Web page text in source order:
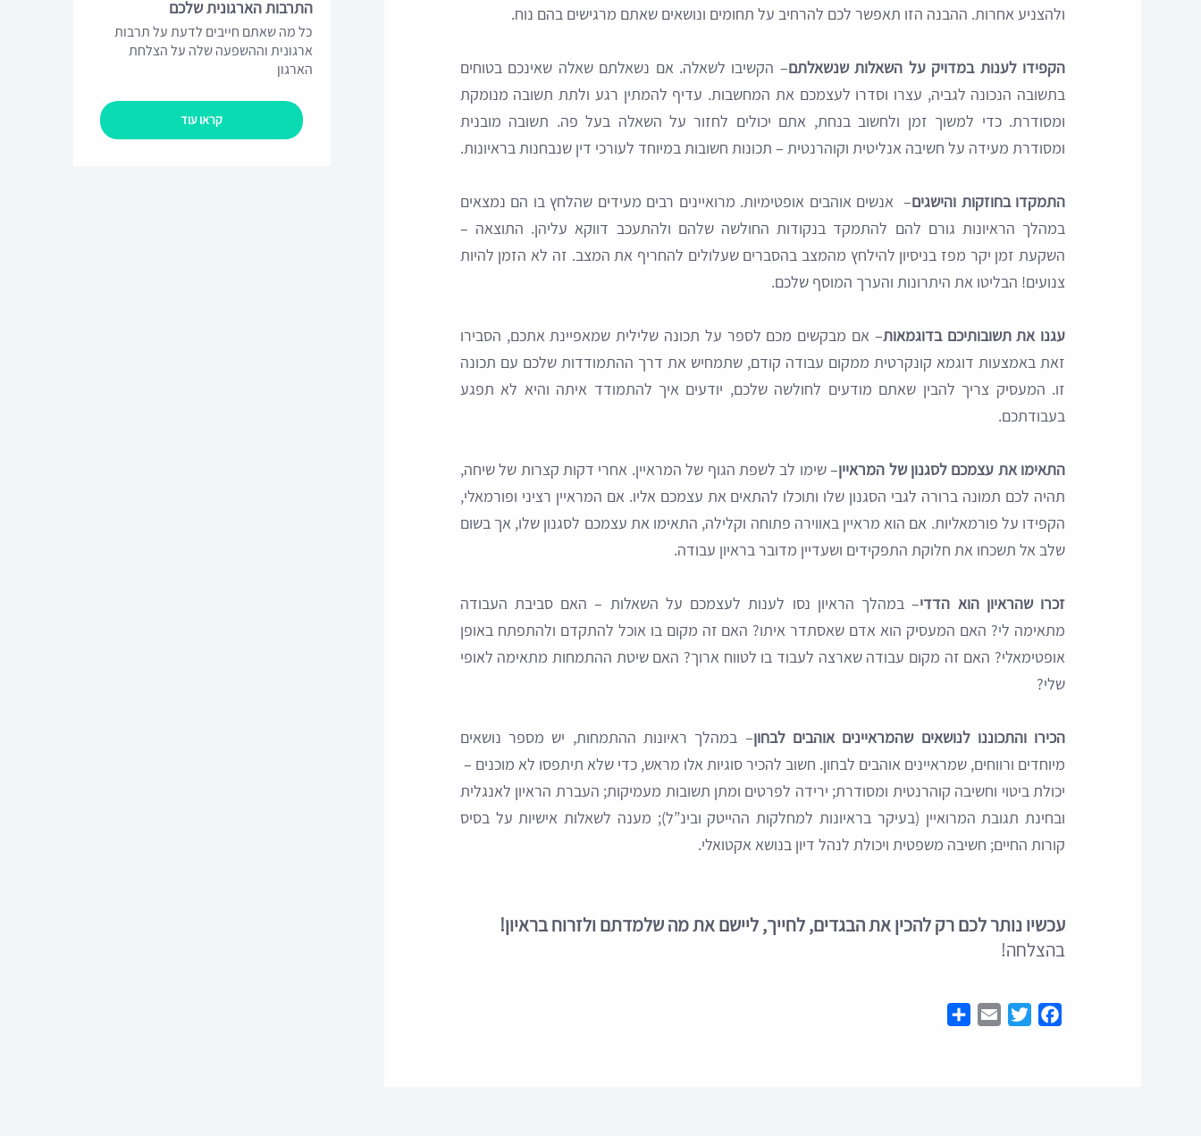
ולהצניע אחרות. ההבנה הזו תאפשר לכם להרחיב על תחומים ונושאים שאתם מרגישים בהם נוח.
הקפידו לענות במדויק על השאלות שנשאלתם– הקשיבו לשאלה. אם נשאלתם שאלה שאינכם בטוחים
בתשובה הנכונה לגביה, עצרו וסדרו לעצמכם את המחשבות. עדיף להמתין רגע ולתת תשובה מנומקת
ומסודרת. כדי למשוך זמן ולחשוב בנחת, אתם יכולים לחזור על השאלה בעל פה. תשובה מובנית
ומסודרת מעידה על חשיבה אנליטית וקוהרנטית – תכונות חשובות במיוחד לעורכי דין שנבחנות בראיונות.
התמקדו בחוזקות והישגים– אנשים אוהבים אופטימיות. מרואיינים רבים מעידים שהלחץ בו הם נמצאים
במהלך הראיונות גורם להם להתמקד בנקודות החולשה שלהם ולהתעכב דווקא עליהן. התוצאה –
השקעת זמן יקר מפז בניסיון להילחץ מהמצב בהסברים שעלולים להחריף את המצב. זה לא הזמן להיות
צנועים! הבליטו את היתרונות והערך המוסף שלכם.
עגנו את תשובותיכם בדוגמאות– אם מבקשים מכם לספר על תכונה שלילית שמאפיינת אתכם, הסבירו
זאת באמצעות דוגמא קונקרטית ממקום עבודה קודם, שתמחיש את דרך ההתמודדות שלכם עם תכונה
זו. המעסיק צריך להבין שאתם מודעים לחולשה שלכם, יודעים איך להתמודד איתה והיא לא תפגע
בעבודתכם.
התאימו את עצמכם לסגנון של המראיין– שימו לב לשפת הגוף של המראיין. אחרי דקות קצרות של שיחה,
תהיה לכם תמונה ברורה לגבי הסגנון שלו ותוכלו להתאים את עצמכם אליו. אם המראיין רציני ופורמאלי,
הקפידו על פורמאליות. אם הוא מראיין באווירה פתוחה וקלילה, התאימו את עצמכם לסגנון שלו, אך בשום
שלב אל תשכחו את חלוקת התפקידים ושעדיין מדובר בראיון עבודה.
זכרו שהראיון הוא הדדי– במהלך הראיון נסו לענות לעצמכם על השאלות – האם סביבת העבודה
מתאימה לי? האם המעסיק הוא אדם שאסתדר איתו? האם זה מקום בו אוכל להתקדם ולהתפתח באופן
אופטימאלי? האם זה מקום עבודה שארצה לעבוד בו לטווח ארוך? האם שיטת ההתמחות מתאימה לאופי
שלי?
הכירו והתכוננו לנושאים שהמראיינים אוהבים לבחון– במהלך ראיונות ההתמחות, יש מספר נושאים
מיוחדים ורווחים, שמראיינים אוהבים לבחון. חשוב להכיר סוגיות אלו מראש, כדי שלא תיתפסו לא מוכנים –
יכולת ביטוי וחשיבה קוהרנטית ומסודרת; ירידה לפרטים ומתן תשובות מעמיקות; העברת הראיון לאנגלית
ובחינת תגובת המרואיין (בעיקר בראיונות למחלקות ההייטק ובינ”ל); מענה לשאלות אישיות על בסיס
קורות החיים; חשיבה משפטית ויכולת לנהל דיון בנושא אקטואלי.
עכשיו נותר לכם רק להכין את הבגדים, לחייך, ליישם את מה שלמדתם ולזרוח בראיון!
בהצלחה!
Facebook
Twitter
Email
התרבות הארגונית שלכם
כל מה שאתם חייבים לדעת על תרבות
ארגונית וההשפעה שלה על הצלחת
הארגון
קראו עוד